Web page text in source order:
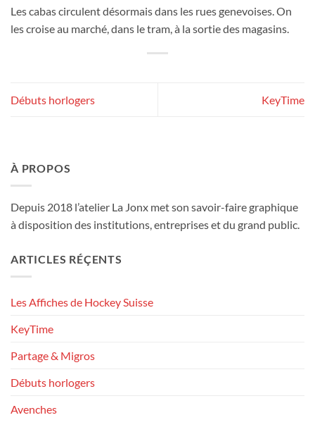
Les cabas circulent désormais dans les rues genevoises. On
les croise au marché, dans le tram, à la sortie des magasins.
Débuts horlogers KeyTime
À PROPOS
Depuis 2018 l’atelier La Jonx met son savoir-faire graphique
à disposition des institutions, entreprises et du grand public.
ARTICLES RÉÇENTS
Les Affiches de Hockey Suisse
KeyTime
Partage & Migros
Débuts horlogers
Avenches